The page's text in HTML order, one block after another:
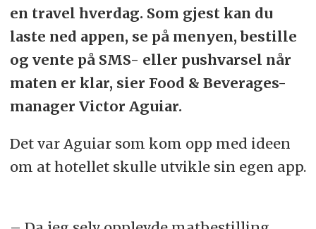
en travel hverdag. Som gjest kan du
laste ned appen, se på menyen, bestille
og vente på SMS- eller pushvarsel når
maten er klar, sier Food & Beverages-
manager Victor Aguiar.
Det var Aguiar som kom opp med ideen
om at hotellet skulle utvikle sin egen app.